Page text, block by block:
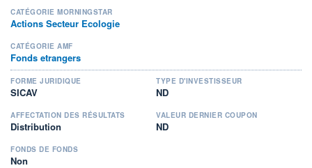
CATÉGORIE MORNINGSTAR
Actions Secteur Ecologie
CATÉGORIE AMF
Fonds etrangers
FORME JURIDIQUE
SICAV
TYPE D'INVESTISSEUR
ND
AFFECTATION DES RÉSULTATS
Distribution
VALEUR DERNIER COUPON
ND
FONDS DE FONDS
Non